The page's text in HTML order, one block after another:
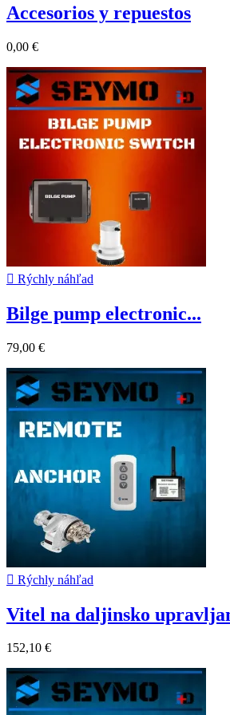
Accesorios y repuestos
0,00 €
 Rýchly náhľad
Bilge pump electronic...
79,00 €
 Rýchly náhľad
Vitel na daljinsko
152,10 €